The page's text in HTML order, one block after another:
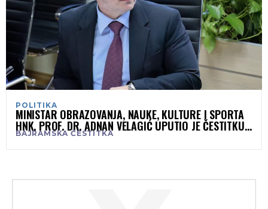
POLITIKA
MINISTAR OBRAZOVANJA, NAUKE, KULTURE I SPORTA
HNK, PROF. DR. ADNAN VELAGIĆ UPUTIO JE ČESTITKU
U POVODU RAMAZANSKOG BAJRAMA
BAJRAMSKA ČESTITKA